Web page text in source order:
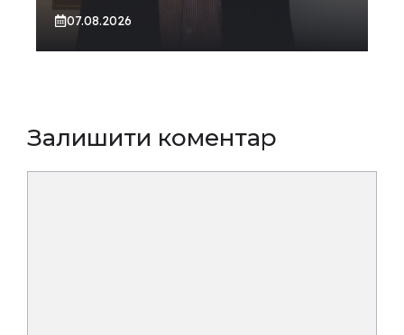
07.08.2026
Залишити коментар